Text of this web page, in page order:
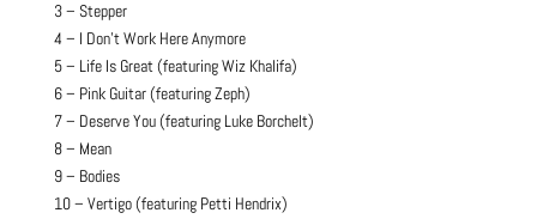
3 – Stepper
4 – I Don’t Work Here Anymore
5 – Life Is Great (featuring Wiz Khalifa)
6 – Pink Guitar (featuring Zeph)
7 – Deserve You (featuring Luke Borchelt)
8 – Mean
9 – Bodies
10 – Vertigo (featuring Petti Hendrix)